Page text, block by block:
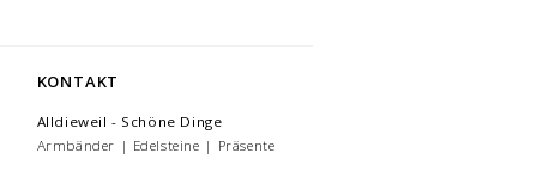
KONTAKT
Alldieweil - Schöne Dinge
Armbänder | Edelsteine | Präsente